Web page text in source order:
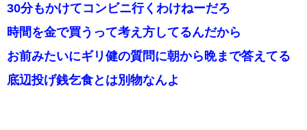
30分もかけてコンビニ行くわけねーだろ
時間を金で買うって考え方してるんだから
お前みたいにギリ健の質問に朝から晩まで答えてる
底辺投げ銭乞食とは別物なんよ